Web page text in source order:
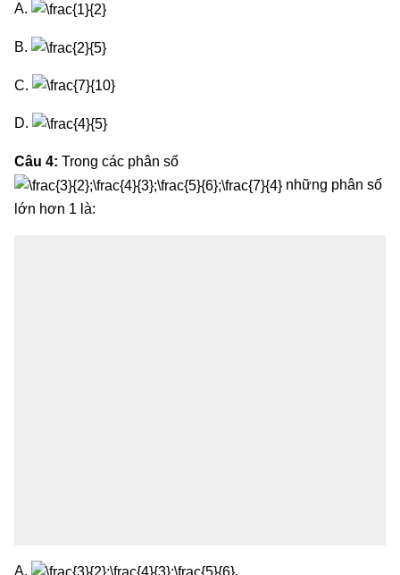
A.
B.
C.
D.
Câu 4: Trong các phân số
những phân số
lớn hơn 1 là:
A. .